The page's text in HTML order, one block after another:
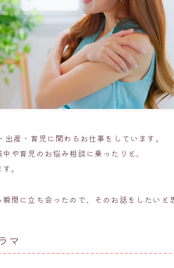
産・育児に関わるお仕事をしています。
や育児のお悩み相談に乗ったりと、
。
間に立ち会ったので、そのお話をしたいと
マ